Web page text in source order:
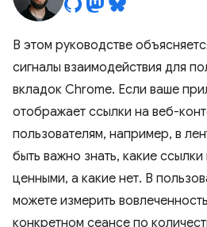
В этом руководстве
сигналы взаимодействия для
вкладок Chrome. Если ваше
отображает ссылки на веб-
пользователям, например, в
быть важно знать, какие
ценными, а какие нет. В
можете измерить
конкретном сеансе по